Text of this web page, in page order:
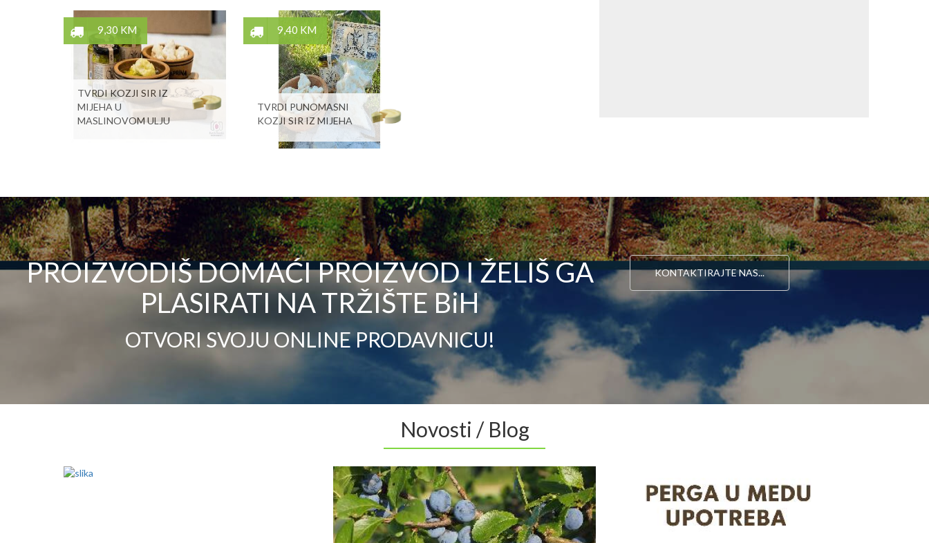
9,30 KM
TVRDI KOZJI SIR IZ
MIJEHA U
MASLINOVOM ULJU
9,40 KM
TVRDI PUNOMASNI
KOZJI SIR IZ MIJEHA
PROIZVODIŠ DOMAĆI PROIZVOD I ŽELIŠ GA
PLASIRATI NA TRŽIŠTE BiH
OTVORI SVOJU ONLINE PRODAVNICU!
KONTAKTIRAJTE NAS...
Novosti / Blog